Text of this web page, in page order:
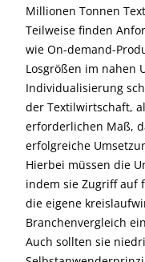
Millionen Tonnen
Teilweise finden
wie On-demand-
Losgrößen im nahen
Individualisierung
der Textilwirtschaft,
erforderlichen Maß,
erfolgreiche
Hierbei müssen die
indem sie Zugriff auf
die eigene
Branchenvergleich
Auch sollten sie